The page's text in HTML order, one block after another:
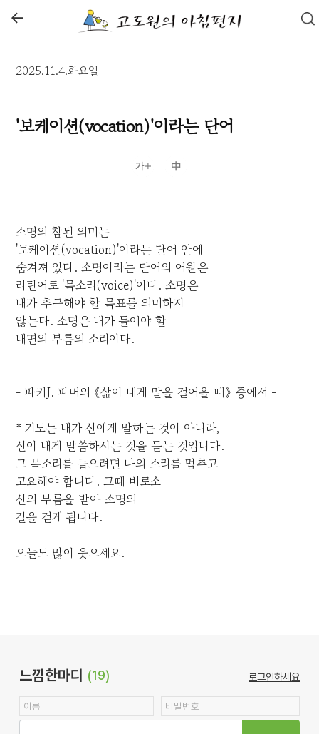
←
2025.11.4.화요일
'보케이션(vocation)'이라는 단어
소명의 참된 의미는
'보케이션(vocation)'이라는 단어 안에
숨겨져 있다. 소명이라는 단어의 어원은
라틴어로 '목소리(voice)'이다. 소명은
내가 추구해야 할 목표를 의미하지
않는다. 소명은 내가 들어야 할
내면의 부름의 소리이다.
- 파커J. 파머의 《삶이 내게 말을 걸어올 때》 중에서 -
* 기도는 내가 신에게 말하는 것이 아니라,
신이 내게 말씀하시는 것을 듣는 것입니다.
그 목소리를 들으려면 나의 소리를 멈추고
고요해야 합니다. 그때 비로소
신의 부름을 받아 소명의
길을 걷게 됩니다.
오늘도 많이 웃으세요.
느낌한마디 (19) 로그인하세요